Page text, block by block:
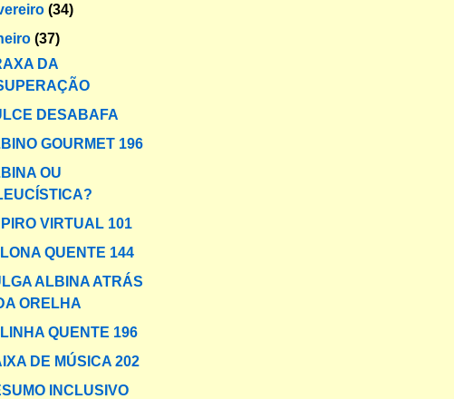
(34)
(37)
DA
DESABAFA
GOURMET 196
OU
VIRTUAL 101
QUENTE 144
ALBINA ATRÁS
ORELHA
QUENTE 196
DE MÚSICA 202
INCLUSIVO